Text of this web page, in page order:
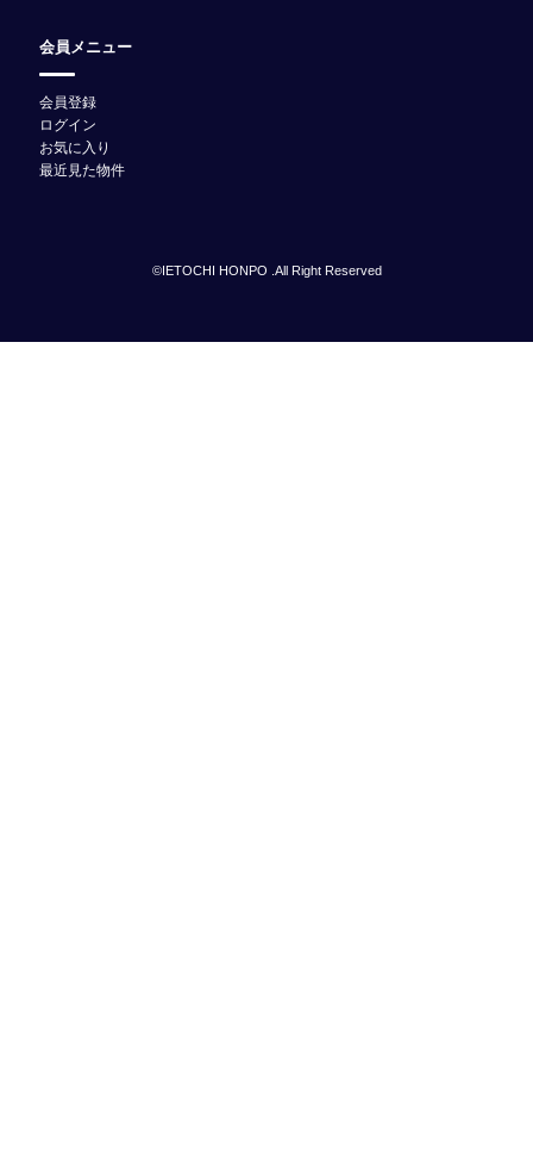
会員メニュー
会員登録
ログイン
お気に入り
最近見た物件
©IETOCHI HONPO .All Right Reserved